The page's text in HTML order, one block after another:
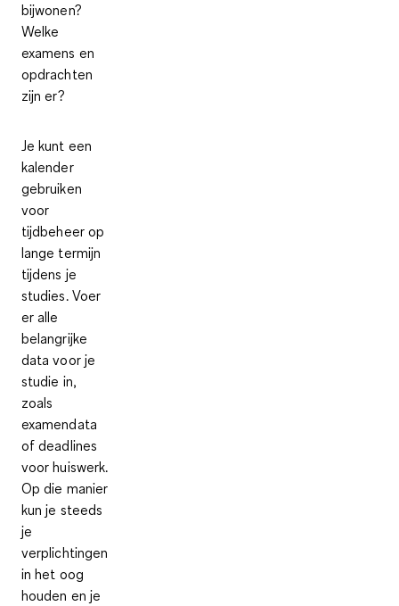
bijwonen?
Welke
examens en
opdrachten
zijn er?
Je kunt een
kalender
gebruiken
voor
tijdbeheer op
lange termijn
tijdens je
studies. Voer
er alle
belangrijke
data voor je
studie in,
zoals
examendata
of deadlines
voor huiswerk.
Op die manier
kun je steeds
je
verplichtingen
in het oog
houden en je